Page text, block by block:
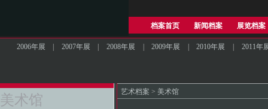
档案首页 新闻档案 展览档案
2006年展 2007年展 2008年展 2009年展 2010年展 2011年
艺术档案 > 美术馆
美术馆